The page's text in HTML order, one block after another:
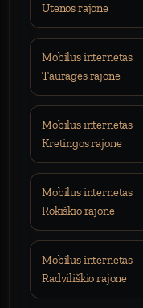
Utenos rajone
Mobilus internetas
Tauragės rajone
Mobilus internetas
Kretingos rajone
Mobilus internetas
Rokiškio rajone
Mobilus internetas
Radviliškio rajone